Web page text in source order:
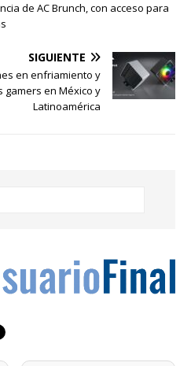
de AC Brunch, con acceso para
SIGUIENTE
en enfriamiento y
gamers en México y
Latinoamérica